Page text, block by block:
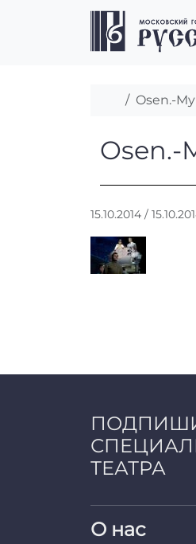
Перейти к содержимому
Перейти к футеру
Главная
Osen.-
Osen.-
15.10.2014 /
ТЕАТРА
О нас